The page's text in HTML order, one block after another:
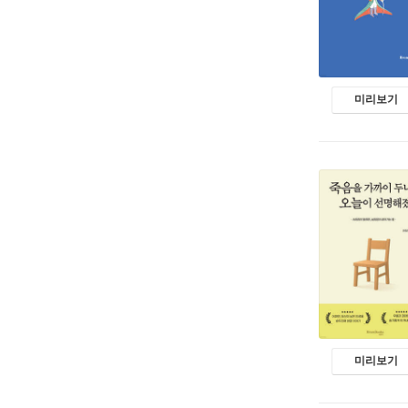
미리보기
미리보기